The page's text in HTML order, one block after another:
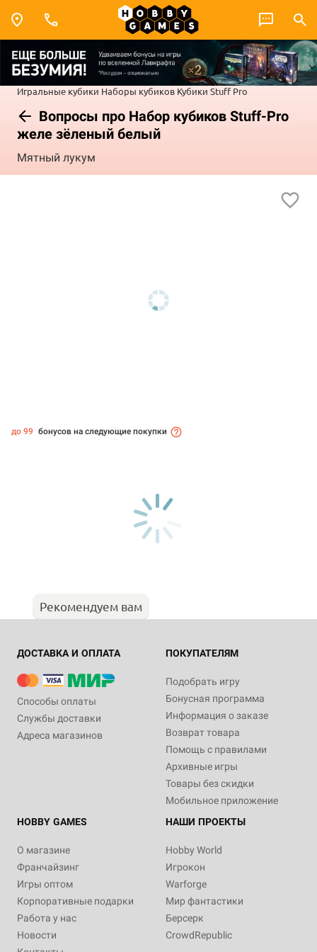
Игральные кубики Наборы кубиков Кубики Stuff Pro
Вопросы про Набор кубиков Stuff-Pro
желе зёленый белый
Мятный лукум
до 99 бонусов на следующие покупки
Рекомендуем вам
ДОСТАВКА И ОПЛАТА
Способы оплаты
Службы доставки
Адреса магазинов
ПОКУПАТЕЛЯМ
Подобрать игру
Бонусная программа
Информация о заказе
Возврат товара
Помощь с правилами
Архивные игры
Товары без скидки
Мобильное приложение
HOBBY GAMES
О магазине
Франчайзинг
Игры оптом
Корпоративные подарки
Работа у нас
Новости
НАШИ ПРОЕКТЫ
Hobby World
Игрокон
Warforge
Мир фантастики
Берсерк
CrowdRepublic